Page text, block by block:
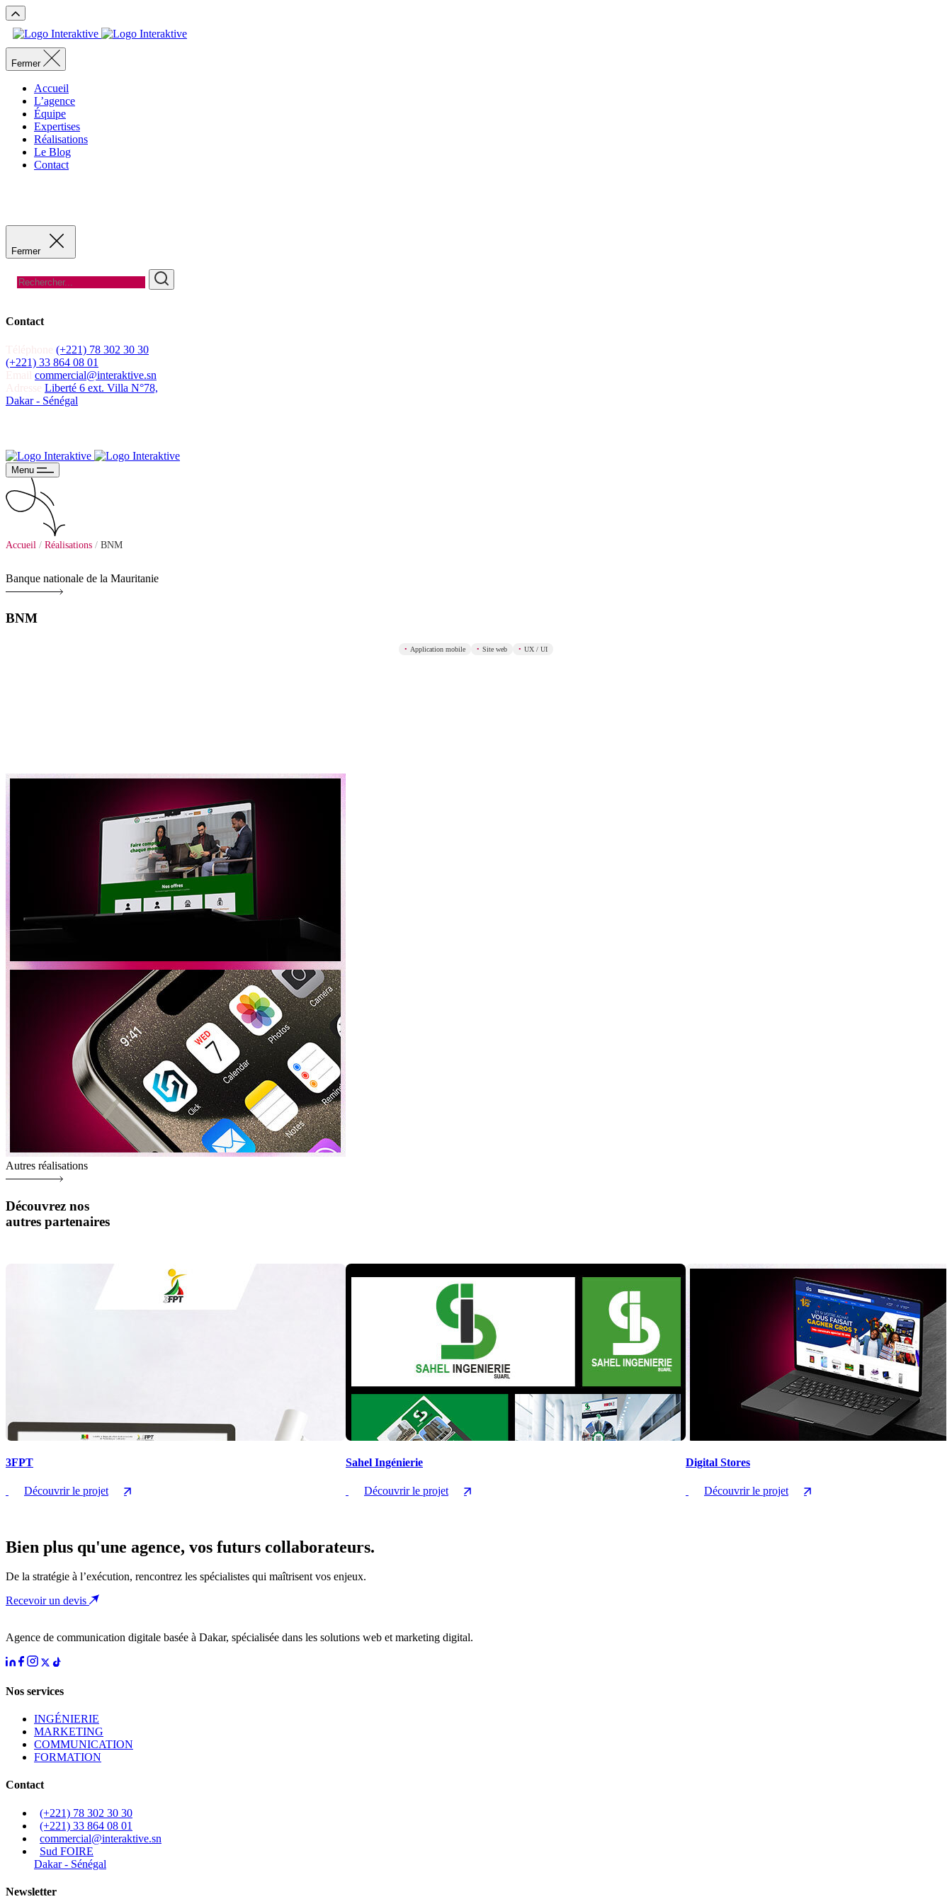
Fermer
Accueil
L’agence
Équipe
Expertises
Réalisations
Le Blog
Contact
Fermer
Contact
(+221) 78 302 30 30
(+221) 33 864 08 01
commercial@interaktive.sn
Liberté 6 ext. Villa N°78,
Dakar - Sénégal
Menu
Accueil / Réalisations / BNM
Banque nationale de la Mauritanie
BNM
Application mobile Site web UX / UI
Autres réalisations
Découvrez nos
autres partenaires
3FPT
Découvrir le projet
Sahel Ingénierie
Découvrir le projet
Digital Stores
Découvrir le projet
Bien plus qu'une agence, vos futurs collaborateurs.
De la stratégie à l’exécution, rencontrez les spécialistes qui maîtrisent vos enjeux.
Recevoir un devis
Agence de communication digitale basée à Dakar, spécialisée dans les solutions web et marketing digital.
Nos services
INGÉNIERIE
MARKETING
COMMUNICATION
FORMATION
Contact
(+221) 78 302 30 30
(+221) 33 864 08 01
commercial@interaktive.sn
Sud FOIRE
Dakar - Sénégal
Newsletter